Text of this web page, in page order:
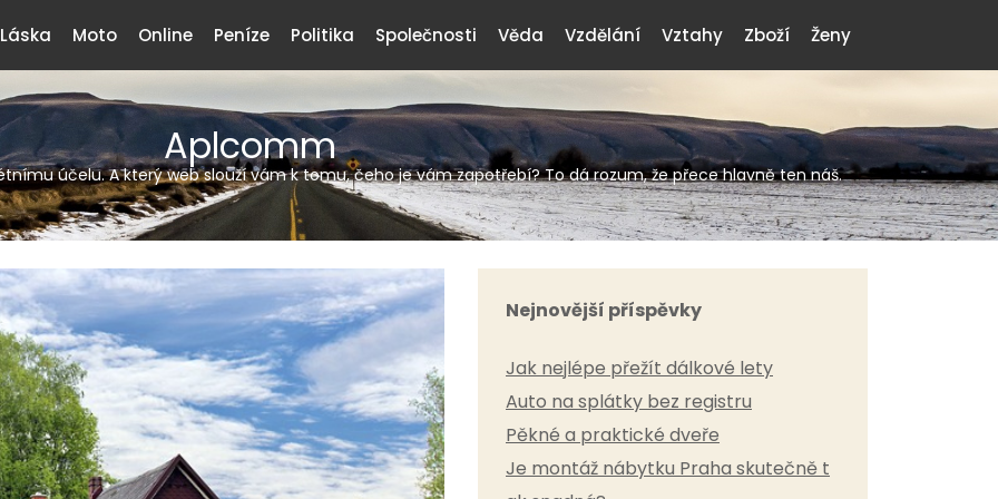
Láska Moto Online Peníze Politika Společnosti Věda Vzdělání Vztahy Zboží Ženy
Aplcomm
účelu. A který web slouží vám k tomu, čeho je vám zapotřebí? To dá rozum, že přece hlavně ten náš.
Nejnovější příspěvky
Jak nejlépe přežít dálkové lety
Auto na splátky bez registru
Pěkné a praktické dveře
Je montáž nábytku Praha skutečně t